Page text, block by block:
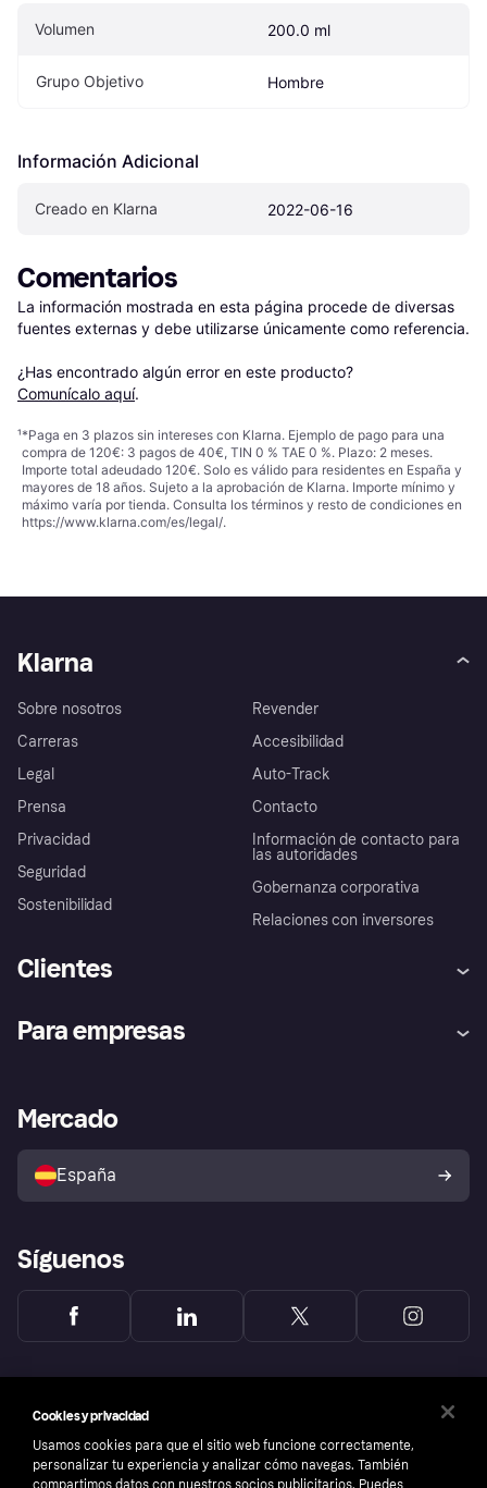
Volumen 200.0 ml
Grupo Objetivo Hombre
Información Adicional
Creado en Klarna 2022-06-16
Comentarios
La información mostrada en esta página procede de diversas
fuentes externas y debe utilizarse únicamente como referencia.
¿Has encontrado algún error en este producto?
Comunícalo aquí.
¹*Paga en 3 plazos sin intereses con Klarna. Ejemplo de pago para una
compra de 120€: 3 pagos de 40€, TIN 0 % TAE 0 %. Plazo: 2 meses.
Importe total adeudado 120€. Solo es válido para residentes en España y
mayores de 18 años. Sujeto a la aprobación de Klarna. Importe mínimo y
máximo varía por tienda. Consulta los términos y resto de condiciones en
https://www.klarna.com/es/legal/.
Klarna
Sobre nosotros
Carreras
Legal
Prensa
Privacidad
Seguridad
Sostenibilidad
Revender
Accesibilidad
Auto-Track
Contacto
Información de contacto para
las autoridades
Gobernanza corporativa
Relaciones con inversores
Clientes
Inicio de sesión
Directorio de tiendas
Política de protección al
comprador de Klarna
Reclamaciones
Para empresas
Acceso empresas
Mercado
España
Síguenos
Cookies y privacidad
Usamos cookies para que el sitio web funcione correctamente,
personalizar tu experiencia y analizar cómo navegas. También
compartimos datos con nuestros socios publicitarios. Puedes